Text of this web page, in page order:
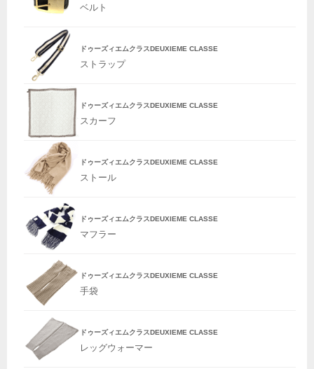
ベルト
ドゥーズィエムクラスDEUXIEME CLASSE
ストラップ
ドゥーズィエムクラスDEUXIEME CLASSE
スカーフ
ドゥーズィエムクラスDEUXIEME CLASSE
ストール
ドゥーズィエムクラスDEUXIEME CLASSE
マフラー
ドゥーズィエムクラスDEUXIEME CLASSE
手袋
ドゥーズィエムクラスDEUXIEME CLASSE
レッグウォーマー